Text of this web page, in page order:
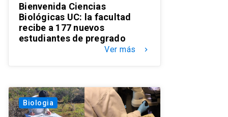
Bienvenida Ciencias
Biológicas UC: la facultad
recibe a 177 nuevos
estudiantes de pregrado
Ver más keyboard_arrow_right
Biologia